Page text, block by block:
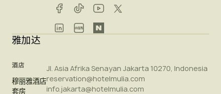
雅加达
酒店
穆丽雅酒店
套房
Jl. Asia Afrika Senayan Jakarta 10270, Indonesia
reservation@hotelmulia.com
info.jakarta@hotelmulia.com